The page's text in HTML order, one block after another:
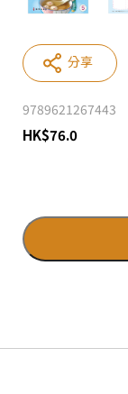
9789621267443
HK$76.0
分享